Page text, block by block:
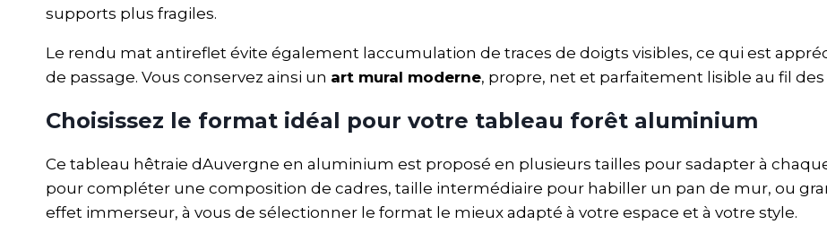
supports plus fragiles.
Le rendu mat antireflet évite également laccumulation de traces de doigts visibles, ce qui est
de passage. Vous conservez ainsi un art mural moderne, propre, net et parfaitement lisible au fil des
Choisissez le format idéal pour votre tableau forêt aluminium
Ce tableau hêtraie dAuvergne en aluminium est proposé en plusieurs tailles pour sadapter à
pour compléter une composition de cadres, taille intermédiaire pour habiller un pan de mur, ou
effet immerseur, à vous de sélectionner le format le mieux adapté à votre espace et à votre style.